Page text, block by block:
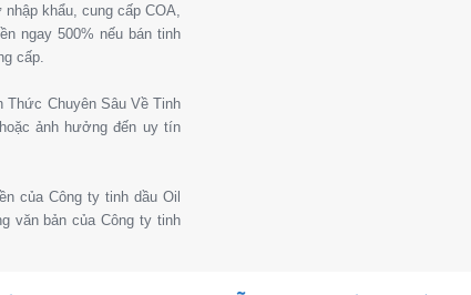
khẩu, cung cấp COA,
ngay 500% nếu bán tinh
cấp.
Thức Chuyên Sâu Về Tinh
ảnh hưởng đến uy tín
của Công ty tinh dầu Oil
văn bản của Công ty tinh